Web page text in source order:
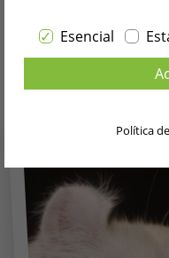
Seleccione el
ENGLISH
NEDERLANDS
PORTUGUÊS
Raza de
American
Cosas que hay
El gatito de
Enfermedades
Esperanza de
Back to blog
Esencial
Política